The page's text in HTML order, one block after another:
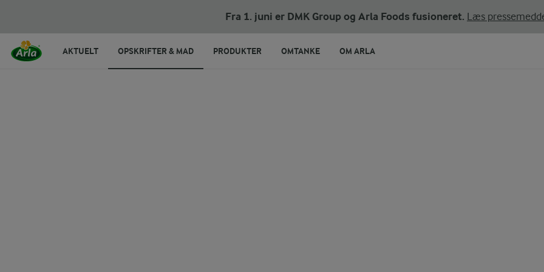
Fra 1. juni er DMK Group og Arla Foods fusioneret. Læs
AKTUELT OPSKRIFTER & MAD PRODUKTER OMTANKE OM ARLA